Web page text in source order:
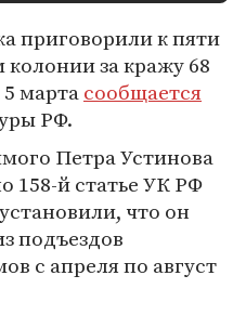
приговорили к пяти
за кражу 68
мартасообщается
РФ.
Петра Устинова
158-й статье УК РФ
что он
подъездов
с апреля по август